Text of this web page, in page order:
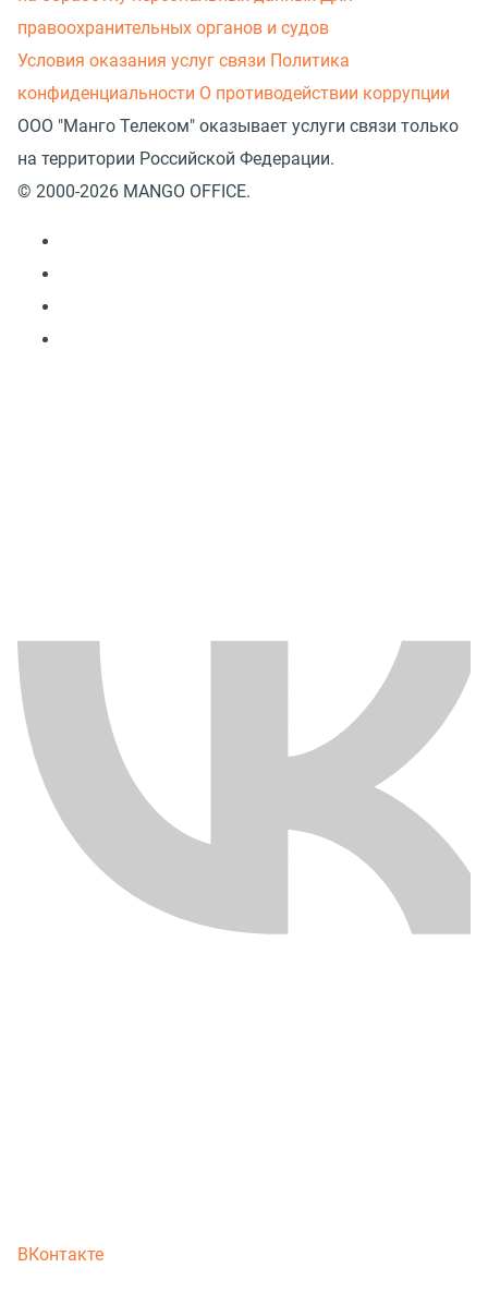
правоохранительных органов и судов
Условия оказания услуг связи Политика
конфиденциальности О противодействии коррупции
ООО "Манго Телеком" оказывает услуги связи только
на территории Российской Федерации.
© 2000-2026 MANGO OFFICE.
ВКонтакте